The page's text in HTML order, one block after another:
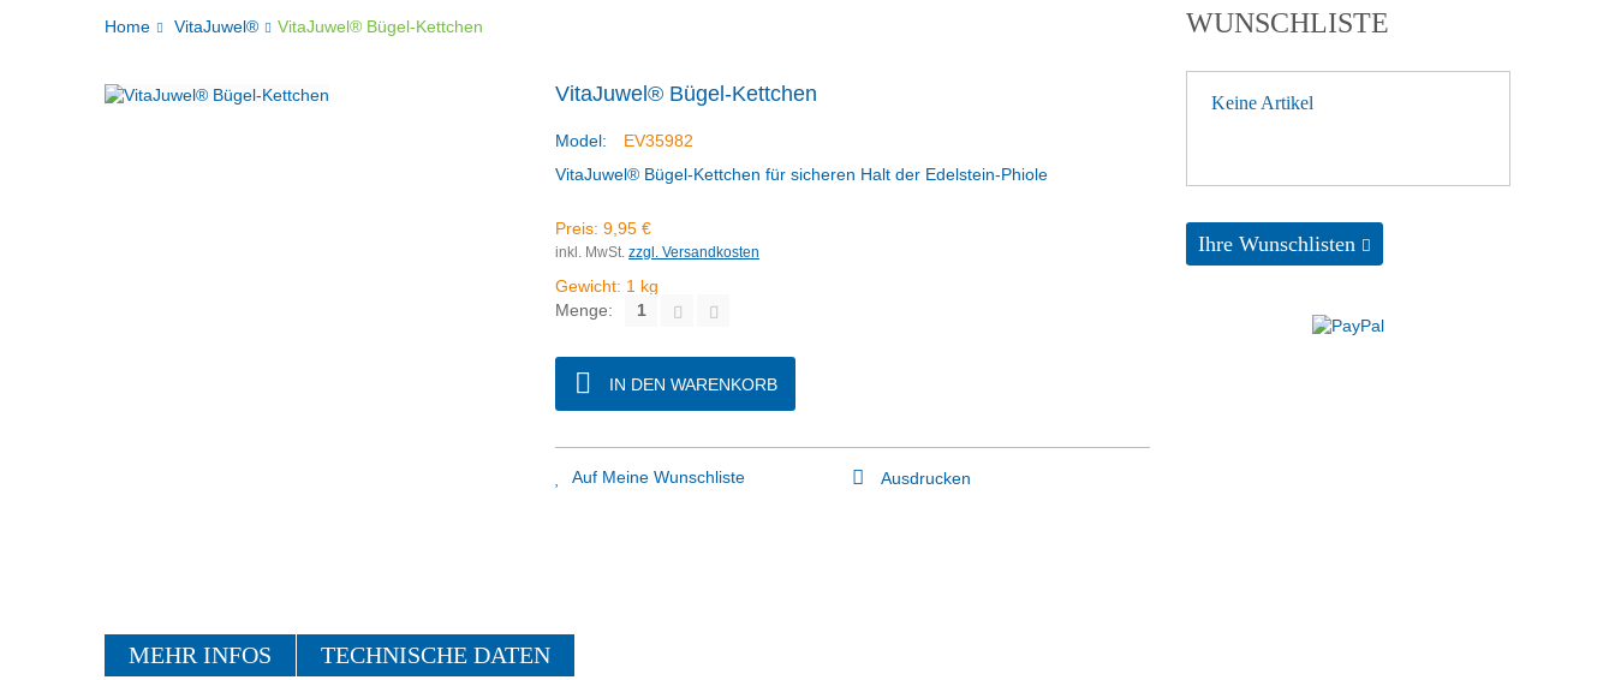
Home VitaJuwel® VitaJuwel® Bügel-Kettchen
VitaJuwel® Bügel-Kettchen
Model:
EV35982
VitaJuwel® Bügel-Kettchen für sicheren Halt der Edelstein-Phiole
Preis: 9,95 €
inkl. MwSt. zzgl. Versandkosten
Gewicht: 1 kg
Menge:
IN DEN WARENKORB
Auf Meine Wunschliste Ausdrucken
MEHR INFOS TECHNISCHE DATEN
WUNSCHLISTE
Keine Artikel
Ihre Wunschlisten